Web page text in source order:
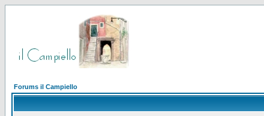
Forums il Campiello